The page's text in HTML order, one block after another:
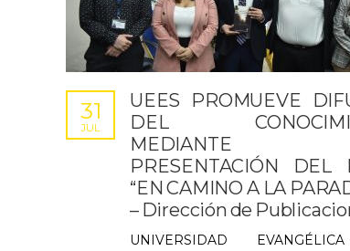
UEES PROMUEVE
DEL
MEDIANTE
PRESENTACIÓN DEL
“EN CAMINO A LA
– Dirección de
31
JUL
UNIVERSIDAD